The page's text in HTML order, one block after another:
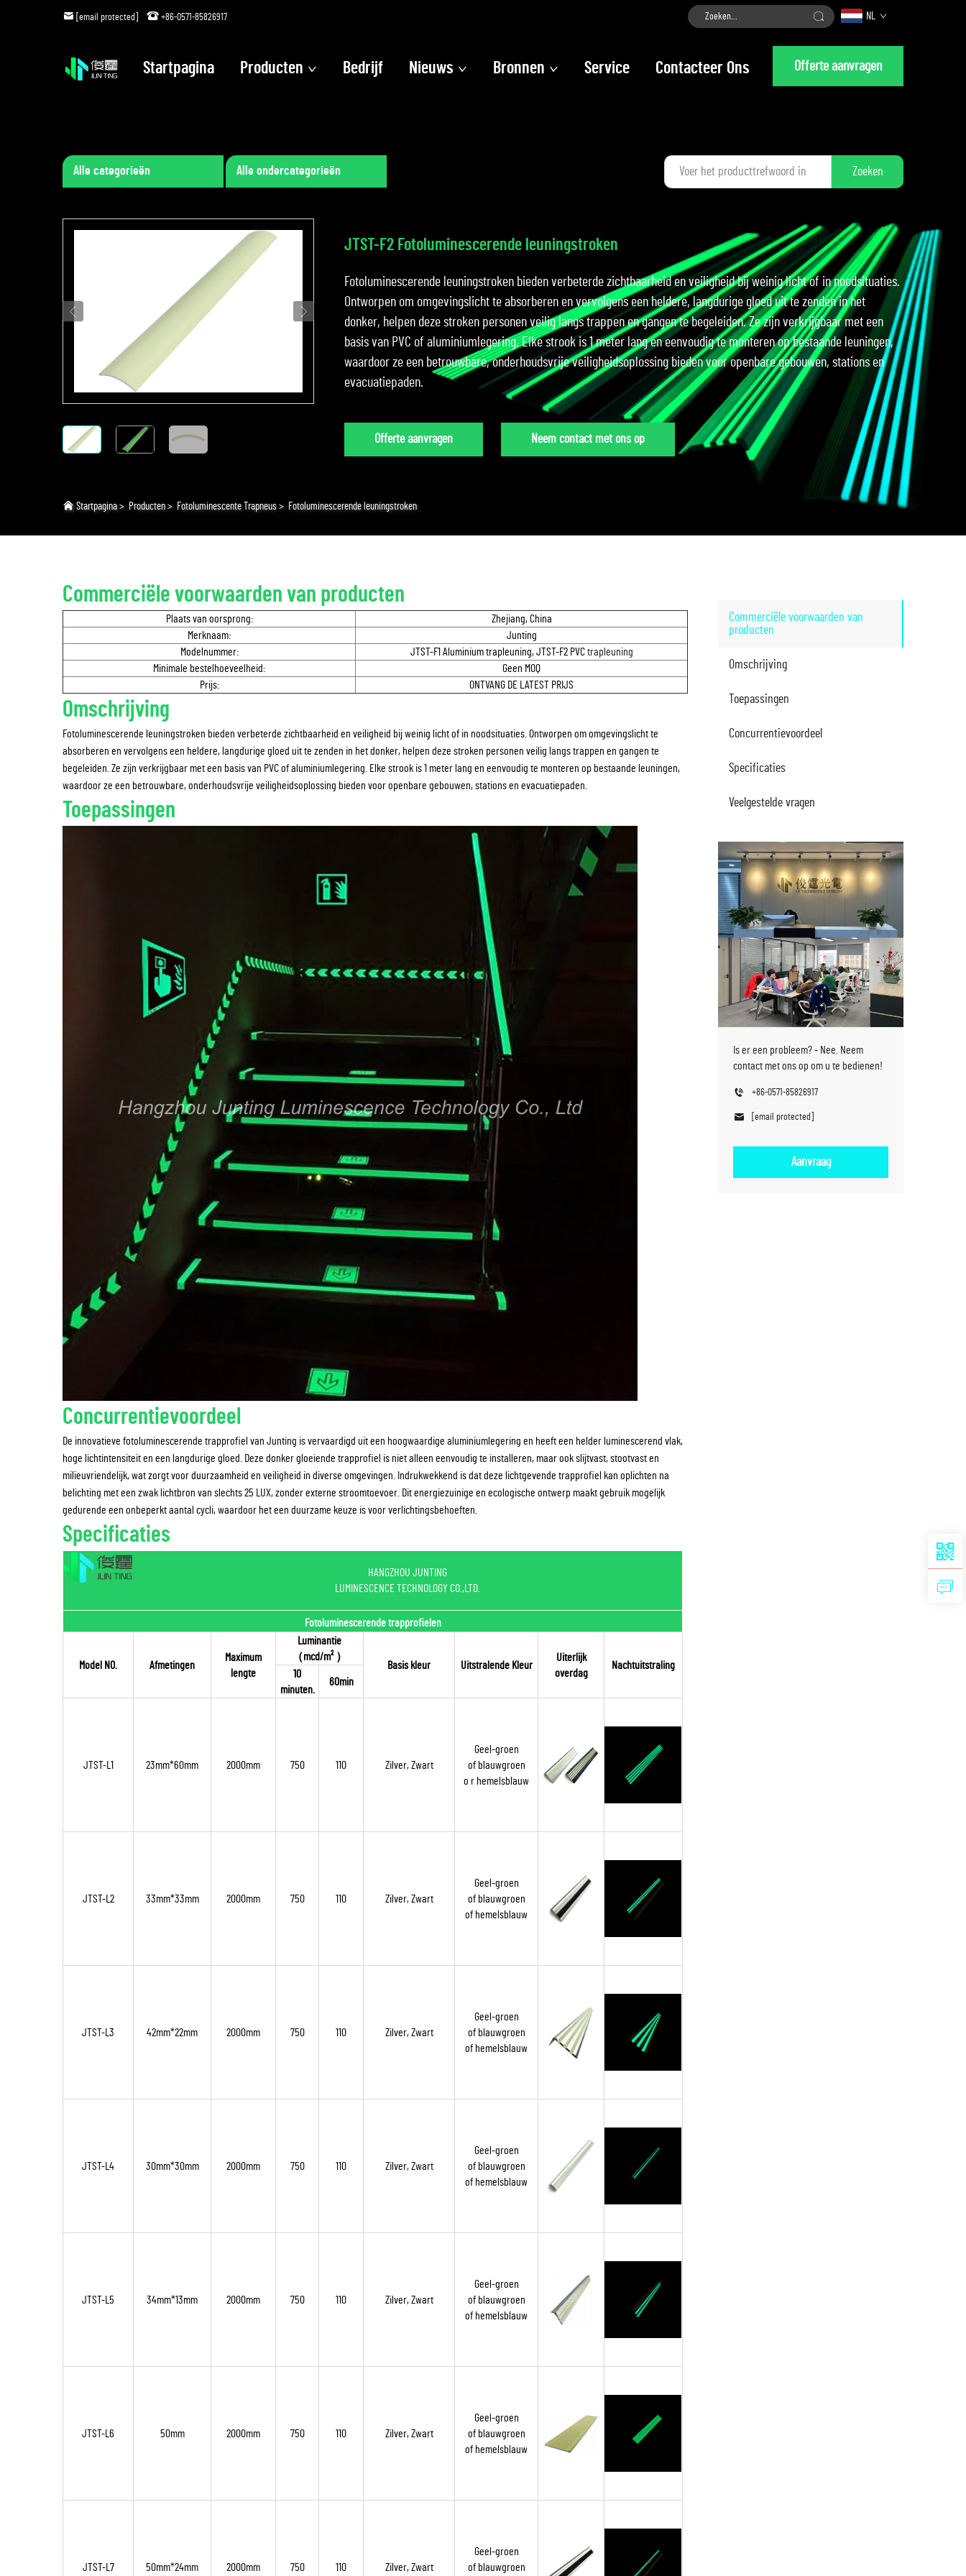
[email protected] +86-0571-85826917 NL
Startpagina Producten Bedrijf Nieuws Bronnen Service Contacteer Ons Offerte aanvragen
Alle categorieën Alle ondercategorieën Zoeken
JTST-F2 Fotoluminescerende leuningstroken
Fotoluminescerende leuningstroken bieden verbeterde zichtbaarheid en veiligheid bij weinig licht of in noodsituaties.
Ontworpen om omgevingslicht te absorberen en vervolgens een heldere, langdurige gloed uit te zenden in het
donker, helpen deze stroken personen veilig langs trappen en gangen te begeleiden. Ze zijn verkrijgbaar met een
basis van PVC of aluminiumlegering. Elke strook is 1 meter lang en eenvoudig te monteren op bestaande leuningen,
waardoor ze een betrouwbare, onderhoudsvrije veiligheidsoplossing bieden voor openbare gebouwen, stations en
evacuatiepaden.
Offerte aanvragen Neem contact met ons op
Startpagina> Producten> Fotoluminescente Trapneus > Fotoluminescerende leuningstroken
Commerciële voorwaarden van
producten
Omschrijving
Toepassingen
Concurrentievoordeel
Specificaties
Veelgestelde vragen
Is er een probleem? - Nee. Neem
contact met ons op om u te bedienen!
+86-0571-85826917
[email protected]
Aanvraag
Commerciële voorwaarden van producten
Plaats van oorsprong:
Zhejiang, China
Merknaam:
Junting
Modelnummer:
JTST-F1 Aluminiumtrapleuning, JTST-F2 PVCtrapleuning
Minimale bestelhoeveelheid:
Geen MOQ
Prijs:
ONTVANG DE LATEST PRIJS
Omschrijving
Fotoluminescerende leuningstroken bieden verbeterde zichtbaarheid en veiligheid bij weinig licht of in noodsituaties. Ontworpen om omgevingslicht te
absorberen en vervolgens een heldere, langdurige gloed uit te zenden in het donker, helpen deze stroken personen veilig langs trappen en gangen te
begeleiden. Ze zijn verkrijgbaar met een basis van PVC of aluminiumlegering. Elke strook is 1 meter lang en eenvoudig te monteren op bestaande leuningen,
waardoor ze een betrouwbare, onderhoudsvrije veiligheidsoplossing bieden voor openbare gebouwen, stations en evacuatiepaden.
Toepassingen
Concurrentievoordeel
De innovatieve fotoluminescerende trapprofiel van Junting is vervaardigd uit een hoogwaardige aluminiumlegering en heeft een helder luminescerend vlak,
hoge lichtintensiteit en een langdurige gloed. Deze donker gloeiende trapprofiel is niet alleen eenvoudig te installeren, maar ook slijtvast, stootvast en
milieuvriendelijk, wat zorgt voor duurzaamheid en veiligheid in diverse omgevingen. Indrukwekkend is dat deze lichtgevende trapprofiel kan oplichten na
belichting met een zwak lichtbron van slechts 25 LUX, zonder externe stroomtoevoer. Dit energiezuinige en ecologische ontwerp maakt gebruik mogelijk
gedurende een onbeperkt aantal cycli, waardoor het een duurzame keuze is voor verlichtingsbehoeften.
Specificaties
HANGZHOU JUNTING
LUMINESCENCE TECHNOLOGY CO.,LTD.
Fotoluminescerende trapprofielen
Model NO. Afmetingen
Maximum
lengte
Luminantie
（mcd/m² ）
Basis kleur Uitstralende Kleur
Uiterlijk
overdag
Nachtuitstraling
10
minuten.
60min
JTST-L1 23mm*60mm 2000mm 750 110 Zilver, Zwart
Geel-groen
of blauwgroen
o r hemelsblauw
JTST-L2 33mm*33mm 2000mm 750 110 Zilver, Zwart
Geel-groen
of blauwgroen
of hemelsblauw
JTST-L3 42mm*22mm 2000mm 750 110 Zilver, Zwart
Geel-groen
of blauwgroen
of hemelsblauw
JTST-L4 30mm*30mm 2000mm 750 110 Zilver, Zwart
Geel-groen
of blauwgroen
of hemelsblauw
JTST-L5 34mm*13mm 2000mm 750 110 Zilver, Zwart
Geel-groen
of blauwgroen
of hemelsblauw
JTST-L6 50mm 2000mm 750 110 Zilver, Zwart
Geel-groen
of blauwgroen
of hemelsblauw
JTST-L7 50mm*24mm 2000mm 750 110 Zilver, Zwart
Geel-groen
of blauwgroen